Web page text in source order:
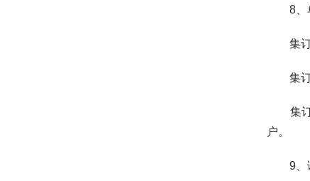
8、单
集订
集订
集订
户。
9、读